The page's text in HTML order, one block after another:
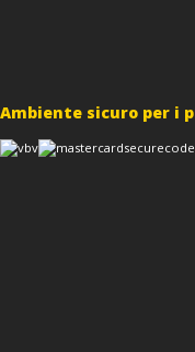
Ambiente sicuro per i